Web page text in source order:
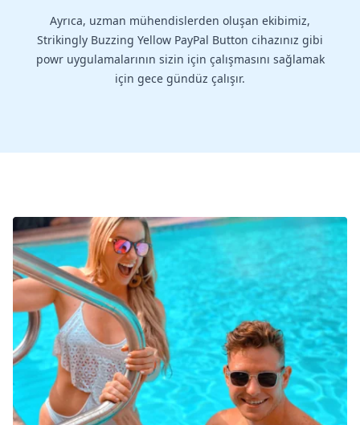
Ayrıca, uzman mühendislerden oluşan ekibimiz,
Strikingly Buzzing Yellow PayPal Button cihazınız gibi
powr uygulamalarının sizin için çalışmasını sağlamak
için gece gündüz çalışır.